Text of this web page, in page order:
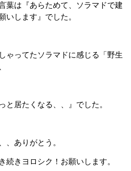
葉は『あらためて、ソラマドで建
いします』でした。
ゃってたソラマドに感じる「野生
と居たくなる、、』でした。
、ありがとう。
続きヨロシク！お願いします。